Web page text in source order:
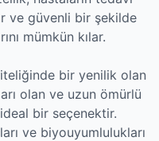
ve güvenli bir şekilde
mümkün kılar.
bir yenilik olan
olan ve uzun ömürlü
bir seçenektir.
ve biyouyumlulukları